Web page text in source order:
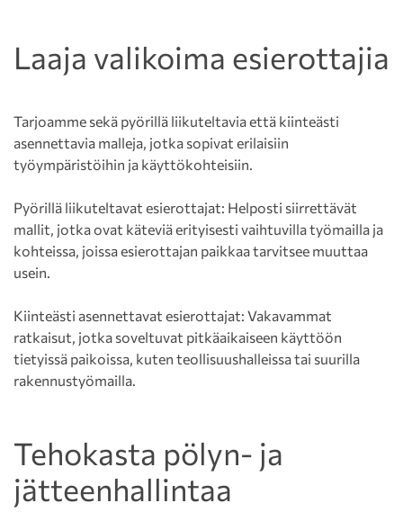
Laaja valikoima esierottajia
Tarjoamme sekä pyörillä liikuteltavia että kiinteästi
asennettavia malleja, jotka sopivat erilaisiin
työympäristöihin ja käyttökohteisiin.
Pyörillä liikuteltavat esierottajat: Helposti siirrettävät
mallit, jotka ovat käteviä erityisesti vaihtuvilla työmailla ja
kohteissa, joissa esierottajan paikkaa tarvitsee muuttaa
usein.
Kiinteästi asennettavat esierottajat: Vakavammat
ratkaisut, jotka soveltuvat pitkäaikaiseen käyttöön
tietyissä paikoissa, kuten teollisuushalleissa tai suurilla
rakennustyömailla.
Tehokasta pölyn- ja
jätteenhallintaa